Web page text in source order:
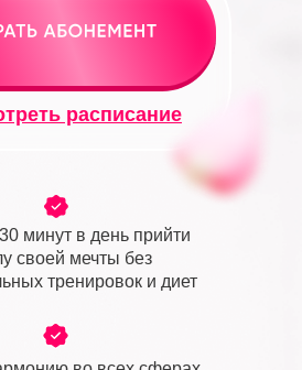
расписание
минут в день прийти
своей мечты без
тренировок и диет